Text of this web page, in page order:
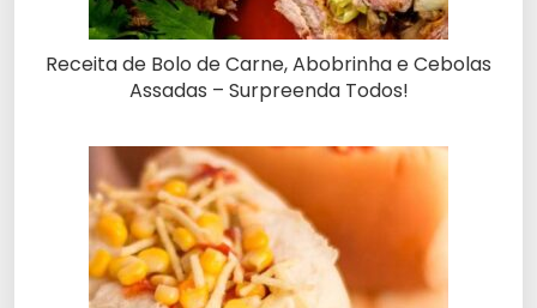
Receita de Bolo de Carne, Abobrinha e Cebolas
Assadas – Surpreenda Todos!